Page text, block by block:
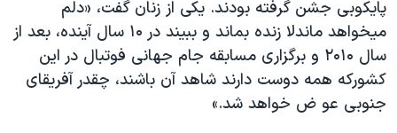
پایکوبی جشن گرفته بودند. يکی از زنان گفت، «دلم
میخواهد ماندلا زنده بماند و ببیند در ۱۰ سال آینده، بعد از
سال ۲۰۱۰ و برگزاری مسابقه جام جهانی فوتبال در این
کشورکه همه دوست دارند شاهد آن باشند، چقدر آفريقای
جنوبی عو ض خواهد شد.»